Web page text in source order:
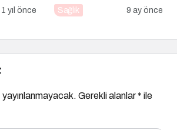
1 yıl önce
Besinlerin Gücünü Artırın
Sağlık 9 ay önce
Gerekli alanlar* ile